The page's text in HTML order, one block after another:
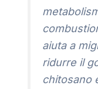
aiuta a
ridurre il
chitosano